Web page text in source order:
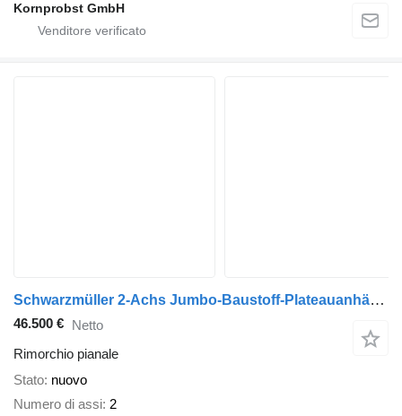
Kornprobst GmbH
Schwarzmüller 2-Achs Jumbo-Baustoff-Plateauanhänger, BPW-Achsen, Alufelgen
46.500 € Netto
Rimorchio pianale
Stato nuovo
Numero di assi 2